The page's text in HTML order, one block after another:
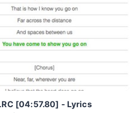
[04:57.80] - Lyrics